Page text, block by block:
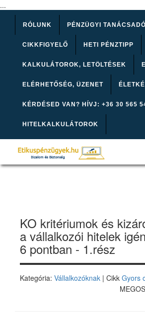
...
RÓLUNK PÉNZÜGYI
CIKKFIGYELŐ HETI PÉNZTIPP
KALKULÁTOROK, LETÖLTÉSEK
ELÉRHETŐSÉG, ÜZENET
KÉRDÉSED VAN? HÍVJ: +36 30 565
HITELKALKULÁTOROK
KO kritériumok és
a vállalkozói hitelek
6 pontban - 1.rész
Kategória: Vállalkozóknak | Cikk Gyors